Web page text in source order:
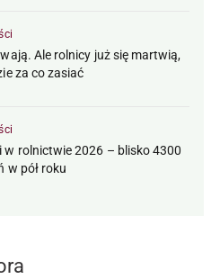
Ale rolnicy już się martwią,
za co zasiać
w rolnictwie 2026 – blisko 4300
w pół roku